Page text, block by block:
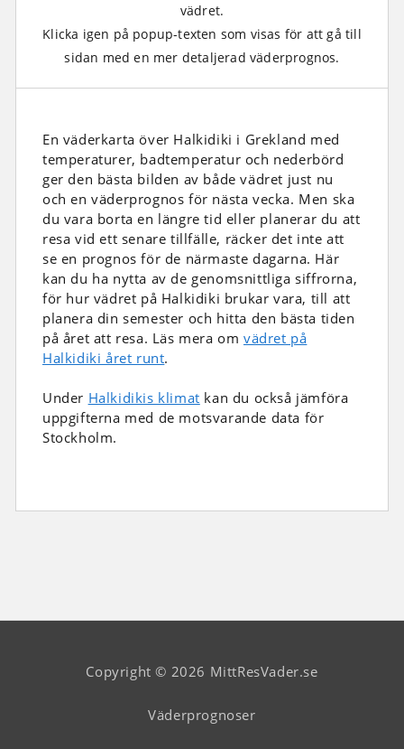
vädret.
Klicka igen på popup-texten som visas för att gå till
sidan med en mer detaljerad väderprognos.
En väderkarta över Halkidiki i Grekland med
temperaturer, badtemperatur och nederbörd
ger den bästa bilden av både vädret just nu
och en väderprognos för nästa vecka. Men ska
du vara borta en längre tid eller planerar du att
resa vid ett senare tillfälle, räcker det inte att
se en prognos för de närmaste dagarna. Här
kan du ha nytta av de genomsnittliga siffrorna,
för hur vädret på Halkidiki brukar vara, till att
planera din semester och hitta den bästa tiden
på året att resa. Läs mera om vädret på
Halkidiki året runt.
Under Halkidikis klimat kan du också jämföra
uppgifterna med de motsvarande data för
Stockholm.
Copyright © 2026 MittResVader.se
Väderprognoser